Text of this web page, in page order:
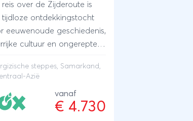
reis over de Zijderoute is
tijdloze ontdekkingstocht
eeuwenoude geschiedenis,
cultuur en ongerepte
Van de eindeloze
tegelkoepels van
en de majesteuze
steppes, Samarkand,
Azië
vanaf
€ 4.730